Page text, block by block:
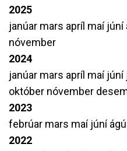
2025
janúar mars apríl maí júní
nóvember
2024
janúar mars apríl maí júní
október nóvember
2023
febrúar mars maí júní
2022